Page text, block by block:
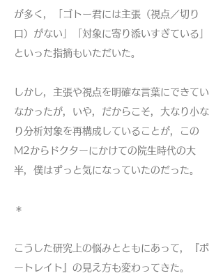
が多く，「ゴトー君には主張（視点／切り
口）がない」「対象に寄り添いすぎている」
といった指摘もいただいた。
しかし，主張や視点を明確な言葉にできてい
なかったが，いや，だからこそ，大なり小な
り分析対象を再構成していることが，この
M2からドクターにかけての院生時代の大
半，僕はずっと気になっていたのだった。
＊
こうした研究上の悩みとともにあって，『ポ
ートレイト』の見え方も変わってきた。